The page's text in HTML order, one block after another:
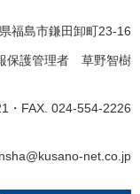
福島市鎌田卸町23-16
保護管理者 草野智樹
・FAX. 024-554-2226
net.co.jp